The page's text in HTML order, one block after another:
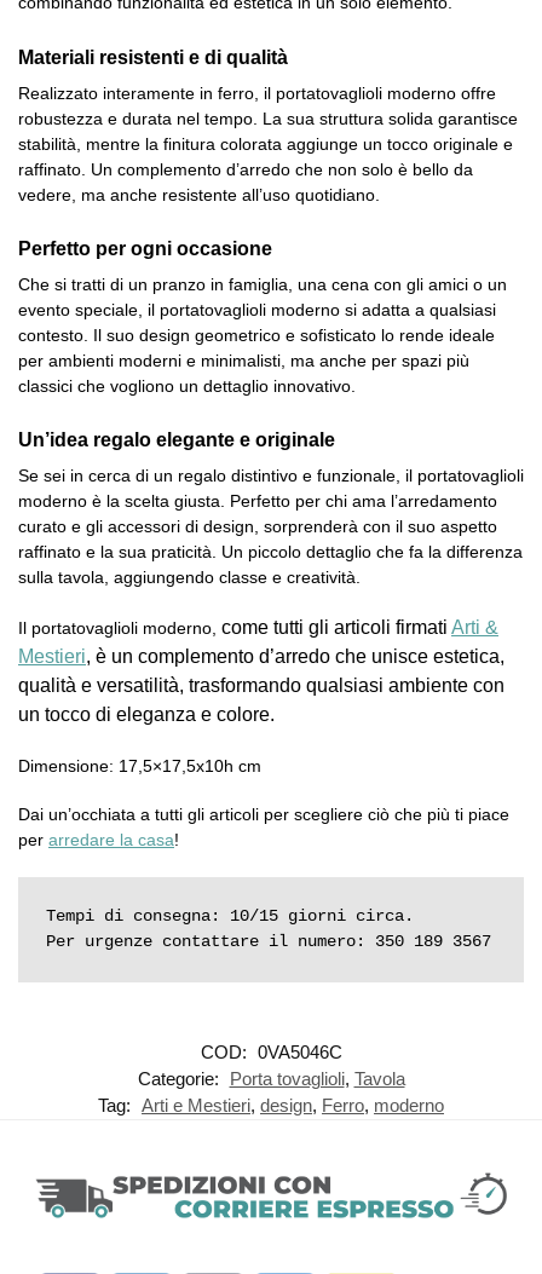
Materiali resistenti e di qualità
Realizzato interamente in ferro, il portatovaglioli moderno offre
robustezza e durata nel tempo. La sua struttura solida garantisce
stabilità, mentre la finitura colorata aggiunge un tocco originale e
raffinato. Un complemento d’arredo che non solo è bello da
vedere, ma anche resistente all’uso quotidiano.
Perfetto per ogni occasione
Che si tratti di un pranzo in famiglia, una cena con gli amici o un
evento speciale, il portatovaglioli moderno si adatta a qualsiasi
contesto. Il suo design geometrico e sofisticato lo rende ideale
per ambienti moderni e minimalisti, ma anche per spazi più
classici che vogliono un dettaglio innovativo.
Un’idea regalo elegante e originale
Se sei in cerca di un regalo distintivo e funzionale, il portatovaglioli
moderno è la scelta giusta. Perfetto per chi ama l’arredamento
curato e gli accessori di design, sorprenderà con il suo aspetto
raffinato e la sua praticità. Un piccolo dettaglio che fa la differenza
sulla tavola, aggiungendo classe e creatività.
Il portatovaglioli moderno, come tutti gli articoli firmati Arti &
Mestieri, è un complemento d’arredo che unisce estetica,
qualità e versatilità, trasformando qualsiasi ambiente con
un tocco di eleganza e colore.
Dimensione: 17,5×17,5x10h cm
Dai un’occhiata a tutti gli articoli per scegliere ciò che più ti piace
per arredare la casa!
Tempi di consegna: 10/15 giorni circa.
Per urgenze contattare il numero: 350 189 3567
COD: 0VA5046C
Categorie:
Porta tovaglioli, Tavola
Tag: Arti e Mestieri, design, Ferro, moderno